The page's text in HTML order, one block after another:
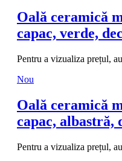
Oală ceramică
capac, verde,
Pentru a vizualiza prețul,
Nou
Oală ceramică
capac, albastră,
Pentru a vizualiza prețul,